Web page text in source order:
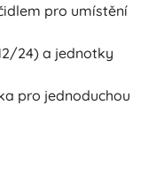
pro umístění
24) a jednotky
pro jednoduchou